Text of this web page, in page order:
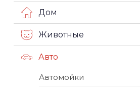
Дом
Животные
Авто
Автомойки